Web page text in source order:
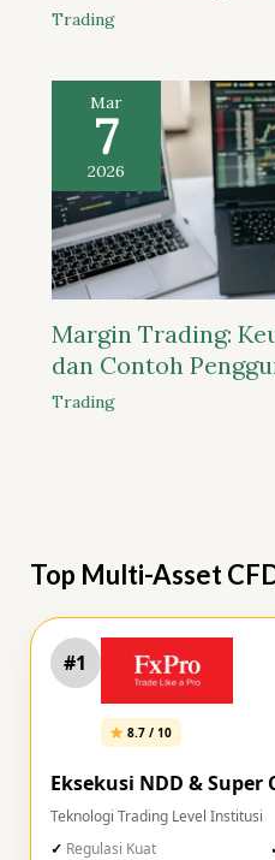
Trading
Mar
7
2026
Margin Trading:
dan Contoh
Trading
Top Multi-Asset
#1
8.7 / 10
Eksekusi NDD & Super
Teknologi Trading Level Institusi
Regulasi Kuat